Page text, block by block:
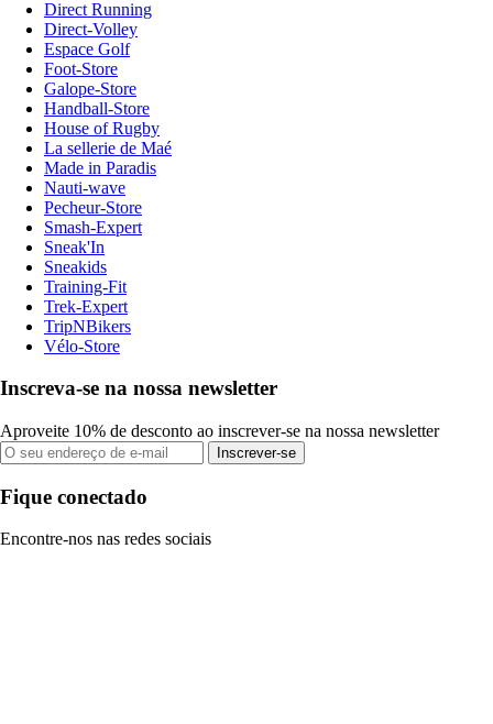
Direct Running
Direct-Volley
Espace Golf
Foot-Store
Galope-Store
Handball-Store
House of Rugby
La sellerie de Maé
Made in Paradis
Nauti-wave
Pecheur-Store
Smash-Expert
Sneak'In
Sneakids
Training-Fit
Trek-Expert
TripNBikers
Vélo-Store
Inscreva-se na nossa newsletter
Aproveite 10% de desconto ao inscrever-se na nossa newsletter
Inscrever-se
Fique conectado
Encontre-nos nas redes sociais